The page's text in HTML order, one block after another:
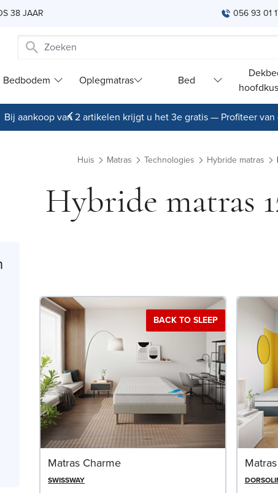
38 JAAR 056 93 01
Bedbodem Oplegmatras Bed
Bij aankoop van 2 artikelen krijgt u het 3e gratis — Profiteer van
Huis Matras Technologies Hybride matras
Hybride matras
BACK TO SLEEP
Matras Charme
SWISSWAY